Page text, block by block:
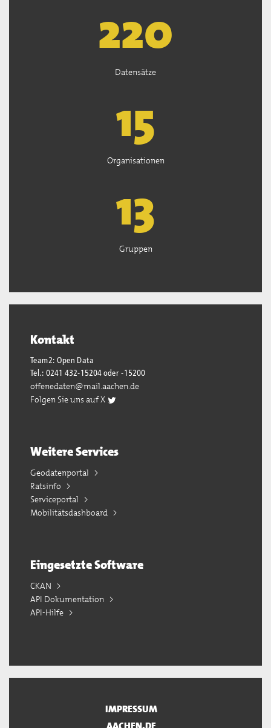
221
Datensätze
15
Organisationen
13
Gruppen
Kontakt
Team2: Open Data
Tel.: 0241 432-15204 oder -15200
offenedaten@mail.aachen.de
Folgen Sie uns auf X
Weitere Services
Geodatenportal
Ratsinfo
Serviceportal
Mobilitätsdashboard
Eingesetzte Software
CKAN
API Dokumentation
API-Hilfe
IMPRESSUM